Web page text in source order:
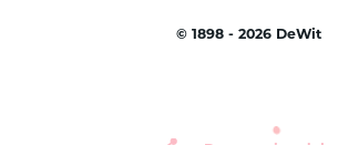
© 1898 - 2026 DeWit